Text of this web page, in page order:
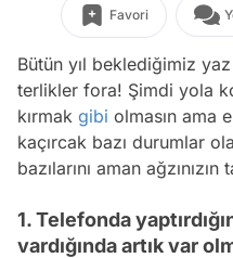
Favori
Bütün yıl beklediğimiz
terlikler fora! Şimdi yola
kırmak gibi olmasın ama
kaçırcak bazı durumlar
bazılarını aman
1. Telefonda
vardığında artık var